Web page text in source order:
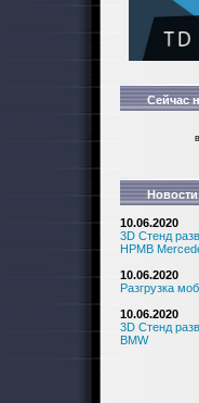
Сейчас
Новости
10.06.2020
3D Стенд
HPMB
10.06.2020
Разгрузка
10.06.2020
3D Стенд
BMW